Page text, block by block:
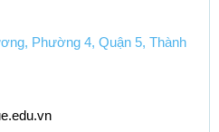
Phường 4, Quận 5, Thành